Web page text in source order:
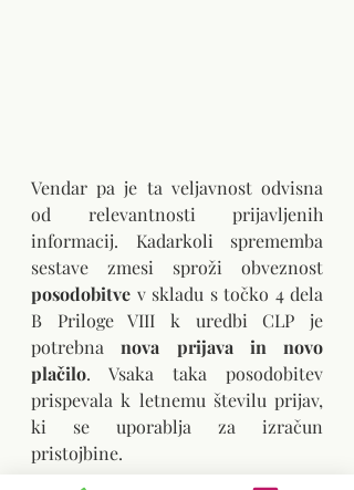
Vendar pa je ta veljavnost odvisna
od relevantnosti prijavljenih
informacij. Kadarkoli sprememba
posodobitve v skladu s točko 4 dela
B Priloge VIII k uredbi CLP je
potrebna nova prijava in novo
plačilo. Vsaka taka posodobitev
prispevala k letnemu številu prijav,
ki se uporablja za izračun
pristojbine.